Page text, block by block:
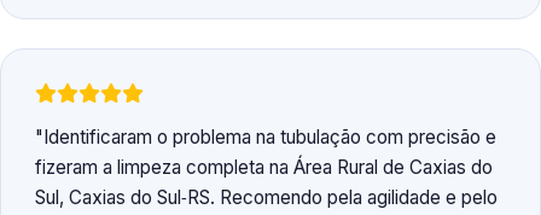
Identificaram o problema na tubulação com precisão e
fizeram a limpeza completa na Área Rural de Caxias do
Sul, Caxias do Sul‑RS. Recomendo pela agilidade e pelo